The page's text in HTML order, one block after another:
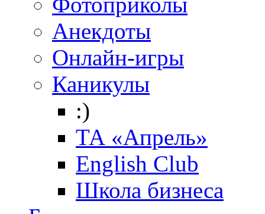
Анекдоты
Онлайн-игры
Каникулы
:)
ТА «Апрель»
English Club
Школа бизнеса